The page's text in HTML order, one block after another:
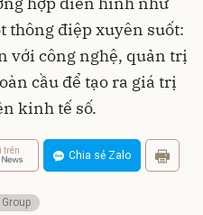
thông điệp xuyên suốt:
với công nghệ, quản trị
cầu để tạo ra giá trị
kinh tế số.
trên Chia sẻ Zalo